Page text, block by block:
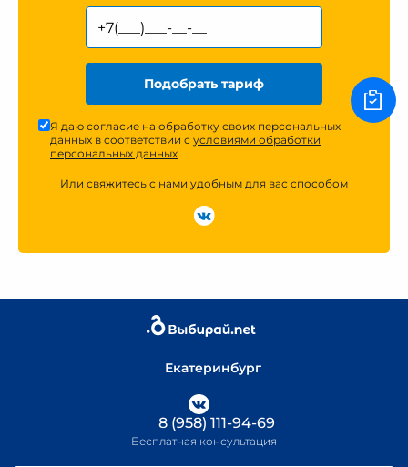
Подобрать тариф
Я даю согласие на обработку своих персональных
данных в соответствии с условиями обработки
персональных данных
Или свяжитесь с нами удобным для вас способом
Екатеринбург
8 (958) 111-94-69
Бесплатная консультация